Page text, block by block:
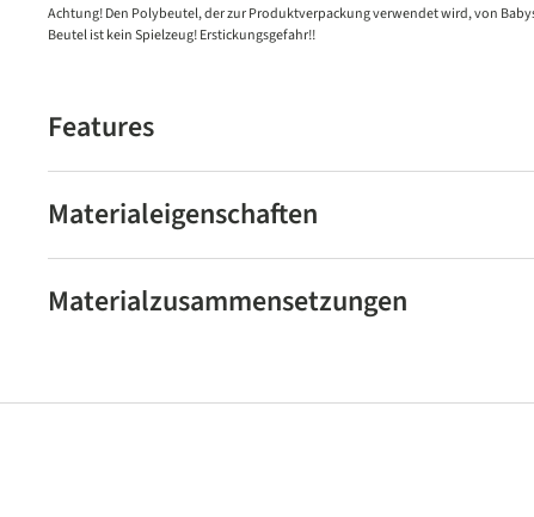
Achtung! Den Polybeutel, der zur Produktverpackung verwendet wird, von
Beutel ist kein Spielzeug! Erstickungsgefahr!!
Features
Materialeigenschaften
Materialzusammensetzungen